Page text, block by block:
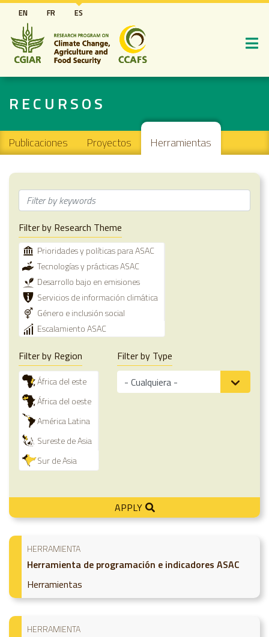
Pasar
al
contenido
principal
EN FR ES
RECURSOS
Main navigation
Publicaciones Proyectos Herramientas
Filter by Research Theme
Prioridades y políticas para ASAC
Tecnologías y prácticas ASAC
Desarrollo bajo en emisiones
Servicios de información climática
Género e inclusión social
Escalamiento ASAC
Filter by Region
África del este
África del oeste
América Latina
Sureste de Asia
Sur de Asia
Filter by Type
APPLY
HERRAMIENTA
Herramienta de programación e indicadores ASAC
Herramientas
HERRAMIENTA